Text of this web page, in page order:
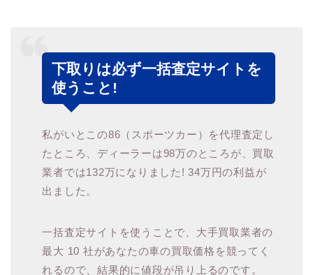
下取りは必ず一括査定サイトを
使うこと!
私がいとこの86（スポーツカー）を代理査定し
たところ、ディーラーは98万のところが、買取
業者では132万になりました! 34万円の利益が
出ました。
一括査定サイトを使うことで、大手買取業者の
最大 10 社があなたの車の買取価格を競ってく
れるので、結果的に値段が吊り上るのです。